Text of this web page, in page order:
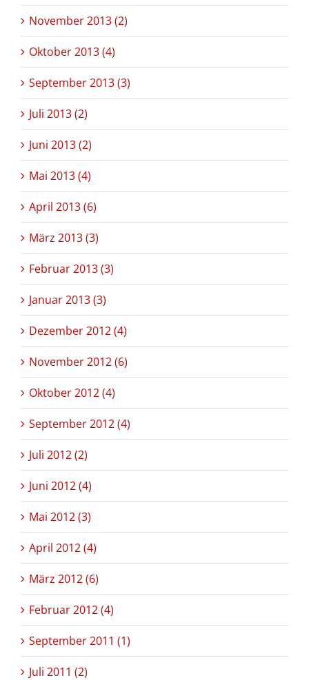
November 2013 (2)
Oktober 2013 (4)
September 2013 (3)
Juli 2013 (2)
Juni 2013 (2)
Mai 2013 (4)
April 2013 (6)
März 2013 (3)
Februar 2013 (3)
Januar 2013 (3)
Dezember 2012 (4)
November 2012 (6)
Oktober 2012 (4)
September 2012 (4)
Juli 2012 (2)
Juni 2012 (4)
Mai 2012 (3)
April 2012 (4)
März 2012 (6)
Februar 2012 (4)
September 2011 (1)
Juli 2011 (2)